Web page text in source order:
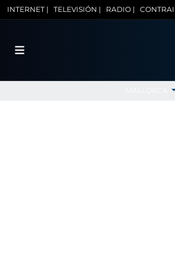
INTERNET | TELEVISIÓN | RADIO |